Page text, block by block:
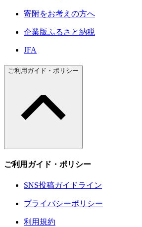
寄附をお考えの方へ
企業版ふるさと納税
JFA
ご利用ガイド・ポリシー
ご利用ガイド・ポリシー
SNS投稿ガイドライン
プライバシーポリシー
利用規約